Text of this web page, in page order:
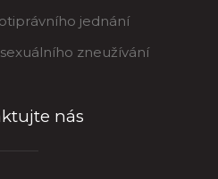
jednání
zneužívání
nás